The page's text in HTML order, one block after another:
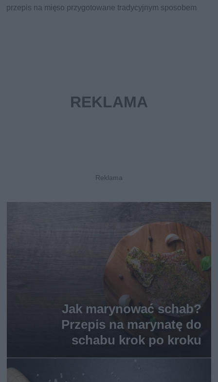
przepis na mięso przygotowane tradycyjnym sposobem
Jak marynować schab?
Przepis na marynatę do
schabu krok po kroku